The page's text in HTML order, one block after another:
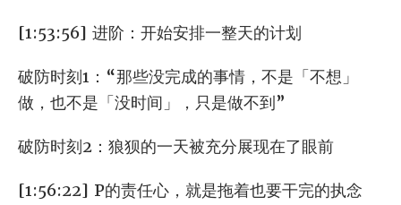
[1:53:56] 进阶：开始安排一整天的计划
破防时刻1：“那些没完成的事情，不是「不想」
做，也不是「没时间」，只是做不到”
破防时刻2：狼狈的一天被充分展现在了眼前
[1:56:22] P的责任心，就是拖着也要干完的执念